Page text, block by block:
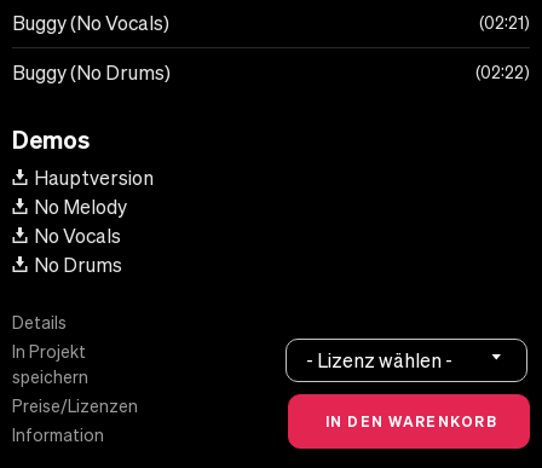
Buggy (No Vocals) 02:21
Buggy (No Drums) 02:22
Demos
Hauptversion
No Melody
No Vocals
No Drums
Details
In Projekt
speichern
Preise/Lizenzen
Information
- Lizenz wählen -